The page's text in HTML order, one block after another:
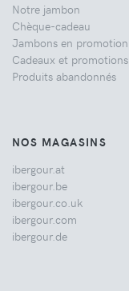
Notre jambon
Chèque-cadeau
Jambons en promotion
Cadeaux et promotions
Produits abandonnés
NOS MAGASINS
ibergour.at
ibergour.be
ibergour.co.uk
ibergour.com
ibergour.de